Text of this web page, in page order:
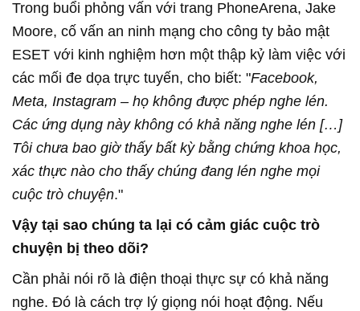
Trong buổi phỏng vấn với trang PhoneArena, Jake
Moore, cố vấn an ninh mạng cho công ty bảo mật
ESET với kinh nghiệm hơn một thập kỷ làm việc với
các mối đe dọa trực tuyến, cho biết: "Facebook,
Meta, Instagram – họ không được phép nghe lén.
Các ứng dụng này không có khả năng nghe lén […]
Tôi chưa bao giờ thấy bất kỳ bằng chứng khoa học,
xác thực nào cho thấy chúng đang lén nghe mọi
cuộc trò chuyện."
Vậy tại sao chúng ta lại có cảm giác cuộc trò
chuyện bị theo dõi?
nghe. Đó là cách trợ lý giọng nói hoạt động. Nếu